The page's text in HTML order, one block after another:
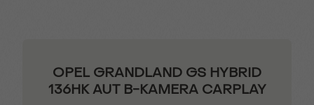
Delbart baksäte Digitalradio (DAB)
OPEL GRANDLAND GS HYBRID
136HK AUT B-KAMERA CARPLAY